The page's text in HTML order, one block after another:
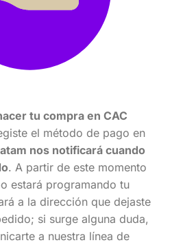
tu compra en CAC
el método de pago en
nos notificará cuando
. A partir de este momento
estará programando tu
a la dirección que dejaste
si surge alguna duda,
a nuestra línea de